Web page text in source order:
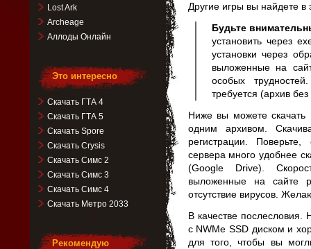
Другие игры вы найдете
Будьте
установить через
установки через
выложенные на
особых
требуется (архив
Ниже вы можете скачать
одним архивом.
регистрации.
сервера много удобнее
(Google Drive).
выложенные на сайте
отсутствие вирусов.
В качестве
с NWMe SSD диском и
для того, чтобы вы
Lost Ark
Archeage
Аллоды Онлайн
Это интересно
Скачать ГТА 4
Скачать ГТА 5
Скачать Spore
Скачать Crysis
Скачать Симс 2
Скачать Симс 3
Скачать Симс 4
Скачать Метро 2033
Рекомендую